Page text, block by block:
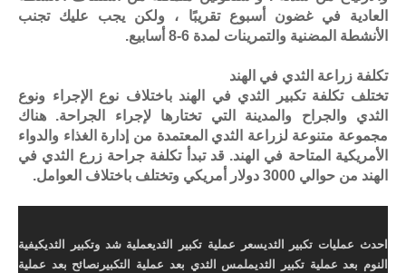
العادية في غضون أسبوع تقريبًا ، ولكن يجب عليك تجنب
الأنشطة المضنية والتمرينات لمدة 6-8 أسابيع.
تكلفة زراعة الثدي في الهند
تختلف تكلفة تكبير الثدي في الهند باختلاف نوع الإجراء ونوع
الثدي والجراح والمدينة التي تختارها لإجراء الجراحة. هناك
مجموعة متنوعة لزراعة الثدي المعتمدة من إدارة الغذاء والدواء
الأمريكية المتاحة في الهند. قد تبدأ تكلفة جراحة زرع الثدي في
الهند من حوالي 3000 دولار أمريكي وتختلف باختلاف العوامل.
احدث عمليات تكبير الثديسعر عملية تكبير الثديعملية شد وتكبير الثديكيفية
النوم بعد عملية تكبير الثديملمس الثدي بعد عملية التكبير نصائح بعد عملية